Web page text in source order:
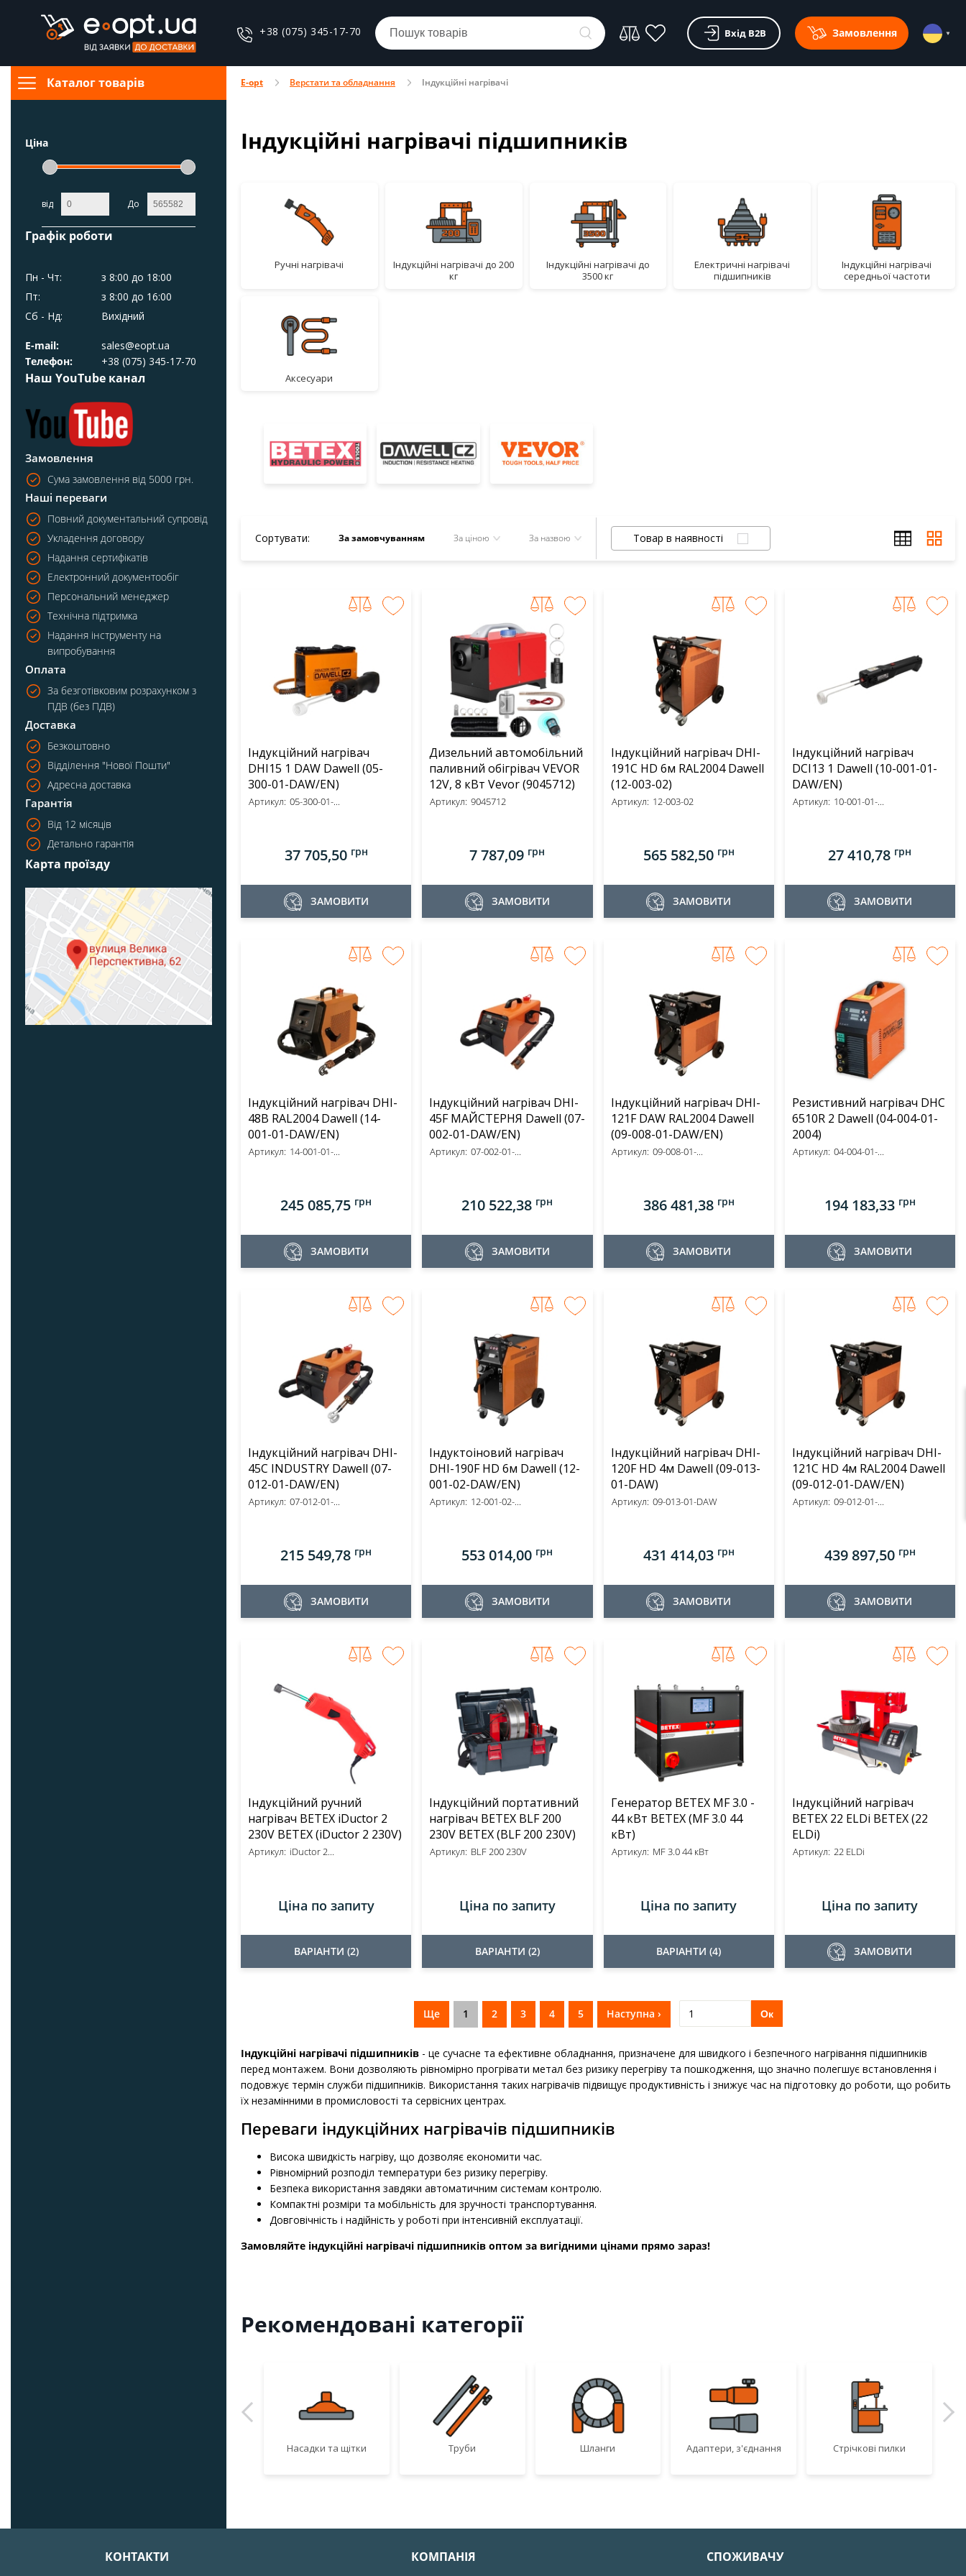
+38 (075) 345-17-70 Вхід В2В Замовлення
Каталог товарів
Ціна
від До
Графік роботи
Пн - Чт:
Пт:
Сб - Нд:
з 8:00 до 18:00
з 8:00 до 16:00
Вихідний
E-mail:
sales@eopt.ua
Телефон:
+38 (075) 345-17-70
Наш YouTube канал
Замовлення
Сума замовлення від 5000 грн.
Наші переваги
Повний документальний супровід
Укладення договору
Надання сертифікатів
Електронний документообіг
Персональний менеджер
Технічна підтримка
Надання інструменту на
випробування
Оплата
За безготівковим розрахунком з
ПДВ (без ПДВ)
Доставка
Безкоштовно
Відділення "Нової Пошти"
Адресна доставка
Гарантія
Від 12 місяців
Детально гарантія
Карта проїзду
E-opt Верстати та обладнання Індукційні нагрівачі
Індукційні нагрівачі підшипників
ручні нагрівачі
індукційні нагрівачі до 200
кг
індукційні нагрівачі до
3500 кг
електричні нагрівачі
підшипників
індукційні нагрівачі
середньої частоти
аксесуари
Сортувати: За замовчуванням За ціною За назвою Товар в наявності
Індукційний нагрівач
DHI15 1 DAW Dawell (05-
300-01-DAW/EN)
Артикул: 05-300-01-...
37 705,50 грн
ЗАМОВИТИ
Дизельний автомобільний
паливний обігрівач VEVOR
12V, 8 кВт Vevor (9045712)
Артикул: 9045712
7 787,09 грн
ЗАМОВИТИ
Індукційний нагрівач DHI-
191C HD 6м RAL2004 Dawell
(12-003-02)
Артикул: 12-003-02
565 582,50 грн
ЗАМОВИТИ
Індукційний нагрівач
DCI13 1 Dawell (10-001-01-
DAW/EN)
Артикул: 10-001-01-...
27 410,78 грн
ЗАМОВИТИ
Індукційний нагрівач DHI-
48B RAL2004 Dawell (14-
001-01-DAW/EN)
Артикул: 14-001-01-...
245 085,75 грн
ЗАМОВИТИ
Індукційний нагрівач DHI-
45F МАЙСТЕРНЯ Dawell (07-
002-01-DAW/EN)
Артикул: 07-002-01-...
210 522,38 грн
ЗАМОВИТИ
Індукційний нагрівач DHI-
121F DAW RAL2004 Dawell
(09-008-01-DAW/EN)
Артикул: 09-008-01-...
386 481,38 грн
ЗАМОВИТИ
Резистивний нагрівач DHC
6510R 2 Dawell (04-004-01-
2004)
Артикул: 04-004-01-...
194 183,33 грн
ЗАМОВИТИ
Індукційний нагрівач DHI-
45C INDUSTRY Dawell (07-
012-01-DAW/EN)
Артикул: 07-012-01-...
215 549,78 грн
ЗАМОВИТИ
Індуктоіновий нагрівач
DHI-190F HD 6м Dawell (12-
001-02-DAW/EN)
Артикул: 12-001-02-...
553 014,00 грн
ЗАМОВИТИ
Індукційний нагрівач DHI-
120F HD 4м Dawell (09-013-
01-DAW)
Артикул: 09-013-01-DAW
431 414,03 грн
ЗАМОВИТИ
Індукційний нагрівач DHI-
121C HD 4м RAL2004 Dawell
(09-012-01-DAW/EN)
Артикул: 09-012-01-...
439 897,50 грн
ЗАМОВИТИ
Індукційний ручний
нагрівач BETEX iDuctor 2
230V BETEX (iDuctor 2 230V)
Артикул: iDuctor 2...
Ціна по запиту
ВАРІАНТИ (2)
Індукційний портативний
нагрівач BETEX BLF 200
230V BETEX (BLF 200 230V)
Артикул: BLF 200 230V
Ціна по запиту
ВАРІАНТИ (2)
Генератор BETEX MF 3.0 -
44 кВт BETEX (MF 3.0 44
кВт)
Артикул: MF 3.0 44 кВт
Ціна по запиту
ВАРІАНТИ (4)
Індукційний нагрівач
BETEX 22 ELDi BETEX (22
ELDi)
Артикул: 22 ELDi
Ціна по запиту
ЗАМОВИТИ
Ще 1 2 3 4 5 Наступна › Ок
Індукційні нагрівачі підшипників - це сучасне та ефективне обладнання, призначене для швидкого і безпечного нагрівання підшипників
перед монтажем. Вони дозволяють рівномірно прогрівати метал без ризику перегріву та пошкодження, що значно полегшує встановлення і
подовжує термін служби підшипників. Використання таких нагрівачів підвищує продуктивність і знижує час на підготовку до роботи, що робить
їх незамінними в промисловості та сервісних центрах.
Переваги індукційних нагрівачів підшипників
Висока швидкість нагріву, що дозволяє економити час.
Рівномірний розподіл температури без ризику перегріву.
Безпека використання завдяки автоматичним системам контролю.
Компактні розміри та мобільність для зручності транспортування.
Довговічність і надійність у роботі при інтенсивній експлуатації.
Замовляйте індукційні нагрівачі підшипників оптом за вигідними цінами прямо зараз!
Рекомендовані категорії
Насадки та щітки Труби Шланги Адаптери, з'єднання Стрічкові пилки
КОНТАКТИ КОМПАНІЯ СПОЖИВАЧУ